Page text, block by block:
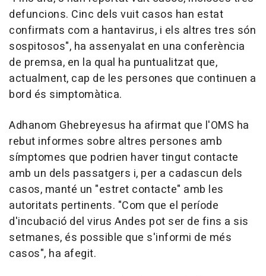
defuncions. Cinc dels vuit casos han estat
confirmats com a hantavirus, i els altres tres són
sospitosos", ha assenyalat en una conferència
de premsa, en la qual ha puntualitzat que,
actualment, cap de les persones que continuen a
bord és simptomàtica.
Adhanom Ghebreyesus ha afirmat que l'OMS ha
rebut informes sobre altres persones amb
símptomes que podrien haver tingut contacte
amb un dels passatgers i, per a cadascun dels
casos, manté un "estret contacte" amb les
autoritats pertinents. "Com que el període
d'incubació del virus Andes pot ser de fins a sis
setmanes, és possible que s'informi de més
casos", ha afegit.